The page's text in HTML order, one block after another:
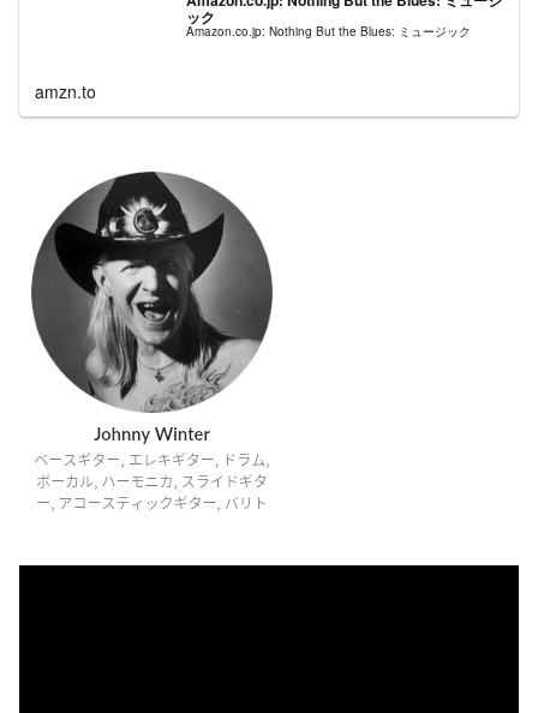
ック
Amazon.co.jp: Nothing But the Blues: ミュージック
amzn.to